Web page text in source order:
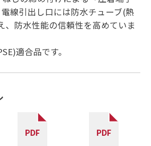
線引出し口には防水チューブ(熱
、防水性能の信頼性を高めていま
適合品です。